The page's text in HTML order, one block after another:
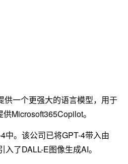
供一个更强大的语言模型，用于
Microsoft365Copilot。
中。该公司已将GPT-4带入由
了DALL-E图像生成AI。